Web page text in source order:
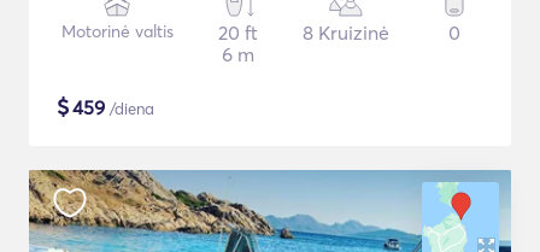
Motorinė valtis
20 ft
6 m
8 Kruizinė 0
$459 /diena